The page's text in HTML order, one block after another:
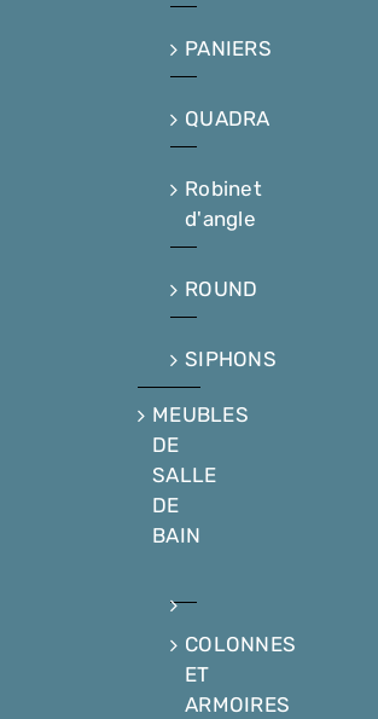
PANIERS
QUADRA
Robinet
d'angle
ROUND
SIPHONS
MEUBLES
DE
SALLE
DE
BAIN
COLONNES
ET
ARMOIRES